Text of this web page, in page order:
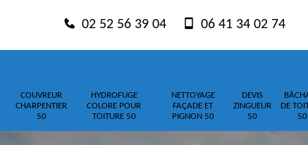
02 52 56 39 04 06 41 34 02 74
COUVREUR
CHARPENTIER
50
HYDROFUGE
COLORE POUR
TOITURE 50
NETTOYAGE
FAÇADE ET
PIGNON 50
DEVIS
ZINGUEUR
50
DE
50